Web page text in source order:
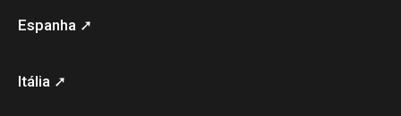
Espanha ➚
Itália ➚